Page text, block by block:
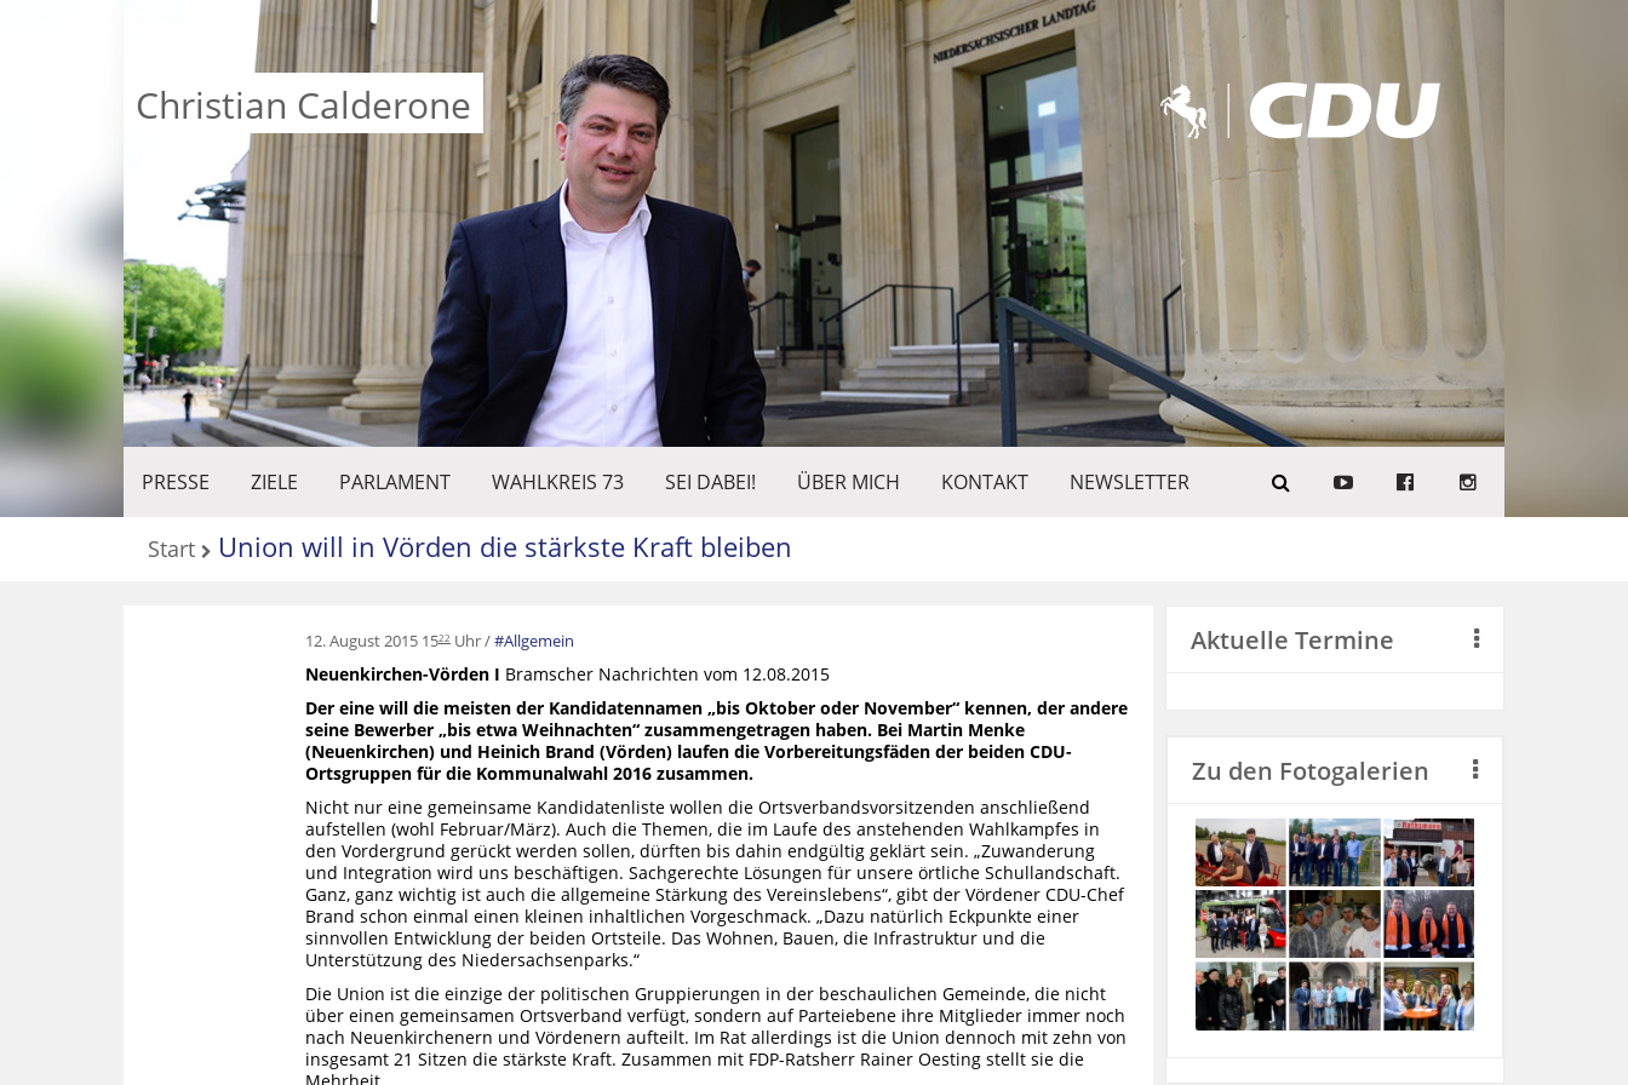
PRESSE ZIELE PARLAMENT WAHLKREIS 73 SEI DABEI! ÜBER MICH KONTAKT NEWSLETTER
Christian Calderone
Start Union will in Vörden die stärkste Kraft bleiben
12. August 2015 1522 Uhr Allgemein
Neuenkirchen-Vörden I Bramscher Nachrichten vom 12.08.2015
Der eine will die meisten der Kandidatennamen „bis Oktober oder November“ kennen, der andere
seine Bewerber „bis etwa Weihnachten“ zusammengetragen haben. Bei Martin Menke
(Neuenkirchen) und Heinich Brand (Vörden) laufen die Vorbereitungsfäden der beiden CDU-
Ortsgruppen für die Kommunalwahl 2016 zusammen.
Nicht nur eine gemeinsame Kandidatenliste wollen die Ortsverbandsvorsitzenden anschließend
aufstellen (wohl Februar/März). Auch die Themen, die im Laufe des anstehenden Wahlkampfes in
den Vordergrund gerückt werden sollen, dürften bis dahin endgültig geklärt sein. „Zuwanderung
und Integration wird uns beschäftigen. Sachgerechte Lösungen für unsere örtliche Schullandschaft.
Ganz, ganz wichtig ist auch die allgemeine Stärkung des Vereinslebens“, gibt der Vördener CDU-Chef
Brand schon einmal einen kleinen inhaltlichen Vorgeschmack. „Dazu natürlich Eckpunkte einer
sinnvollen Entwicklung der beiden Ortsteile. Das Wohnen, Bauen, die Infrastruktur und die
Unterstützung des Niedersachsenparks.“
Die Union ist die einzige der politischen Gruppierungen in der beschaulichen Gemeinde, die nicht
über einen gemeinsamen Ortsverband verfügt, sondern auf Parteiebene ihre Mitglieder immer noch
nach Neuenkirchenern und Vördenern aufteilt. Im Rat allerdings ist die Union dennoch mit zehn von
insgesamt 21 Sitzen die stärkste Kraft. Zusammen mit FDP-Ratsherr Rainer Oesting stellt sie die
Aktuelle Termine
Zu den Fotogalerien